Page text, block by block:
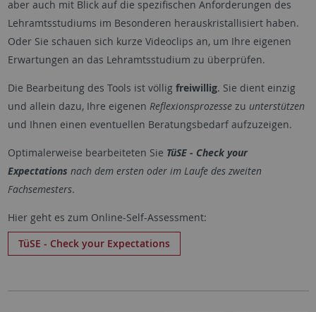
aber auch mit Blick auf die spezifischen Anforderungen des
Lehramtsstudiums im Besonderen herauskristallisiert haben.
Oder Sie schauen sich kurze Videoclips an, um Ihre eigenen
Erwartungen an das Lehramtsstudium zu überprüfen.
Die Bearbeitung des Tools ist völlig freiwillig. Sie dient einzig
und allein dazu, Ihre eigenen Reflexionsprozessezu unterstützen
und Ihnen einen eventuellen Beratungsbedarf aufzuzeigen.
Optimalerweise bearbeiteten Sie TüSE - Check your
Expectations nach dem ersten oder im Laufe des zweiten
Fachsemesters.
Hier geht es zum Online-Self-Assessment:
TüSE - Check your Expectations